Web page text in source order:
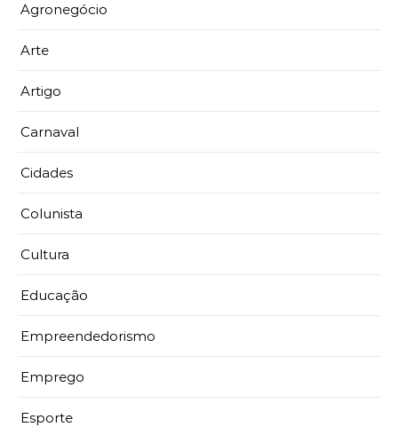
Agronegócio
Arte
Artigo
Carnaval
Cidades
Colunista
Cultura
Educação
Empreendedorismo
Emprego
Esporte